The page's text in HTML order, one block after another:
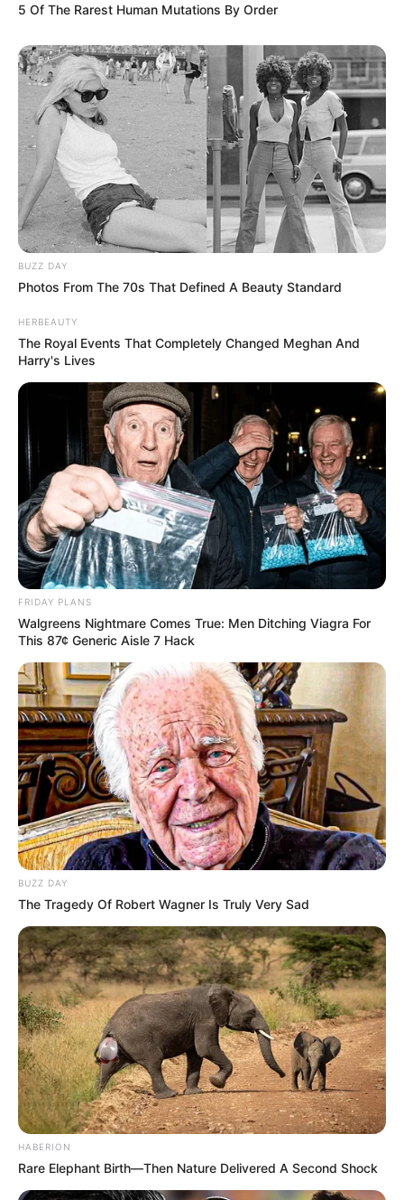
5 Of The Rarest Human Mutations By Order
BUZZ DAY
Photos From The 70s That Defined A Beauty Standard
HERBEAUTY
The Royal Events That Completely Changed Meghan And
Harry's Lives
FRIDAY PLANS
Walgreens Nightmare Comes True: Men Ditching Viagra For
This 87¢ Generic Aisle 7 Hack
BUZZ DAY
The Tragedy Of Robert Wagner Is Truly Very Sad
HABERION
Rare Elephant Birth—Then Nature Delivered A Second Shock